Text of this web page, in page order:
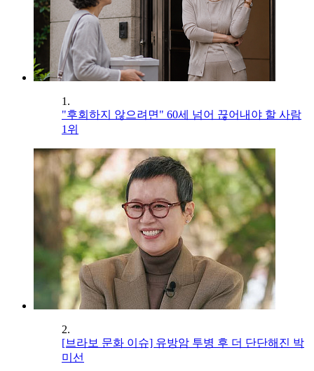
1.
"후회하지 않으려면" 60세 넘어 끊어내야 할 사람
1위
2.
[브라보 문화 이슈] 유방암 투병 후 더 단단해진 박
미선